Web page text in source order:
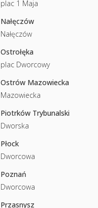
plac 1 Maja
Nałęczów
Nałęczów
Ostrołęka
plac Dworcowy
Ostrów Mazowiecka
Mazowiecka
Piotrków Trybunalski
Dworska
Płock
Dworcowa
Poznań
Dworcowa
Przasnysz